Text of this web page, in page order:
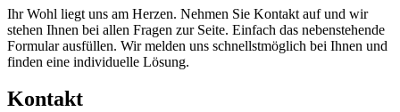
Ihr Wohl liegt uns am Herzen. Nehmen Sie Kontakt auf und wir
stehen Ihnen bei allen Fragen zur Seite. Einfach das nebenstehende
Formular ausfüllen. Wir melden uns schnellstmöglich bei Ihnen und
finden eine individuelle Lösung.
Kontakt